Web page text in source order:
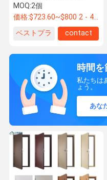
MOQ:2個
価格:$723.60~$800 2 - 49 pieces, $638.80 50~$720 99 pieces , 100 - 199 pieces $621.7
ベストプラ
contact
時間を
私たちは
ょう。
あな